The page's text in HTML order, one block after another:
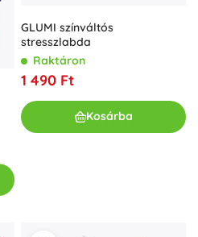
GLUMI színváltós
stresszlabda
Raktáron
1 490 Ft
Kosárba